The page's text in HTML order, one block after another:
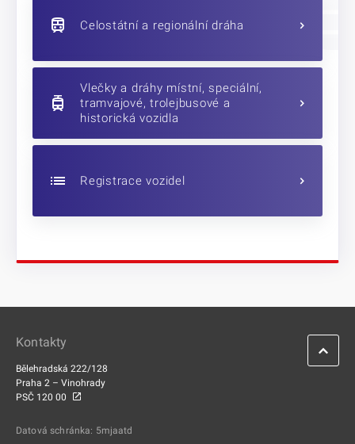
Celostátní a regionální dráha
Vlečky a dráhy místní, speciální,
tramvajové, trolejbusové a
historická vozidla
Registrace vozidel
Kontakty
Bělehradská 222/128
Praha 2 – Vinohrady
PSČ 120 00
Datová schránka: 5mjaatd